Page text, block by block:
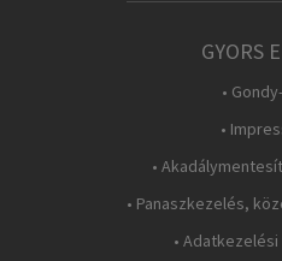
GYORS
•
•
•
• Panaszkezelés,
•